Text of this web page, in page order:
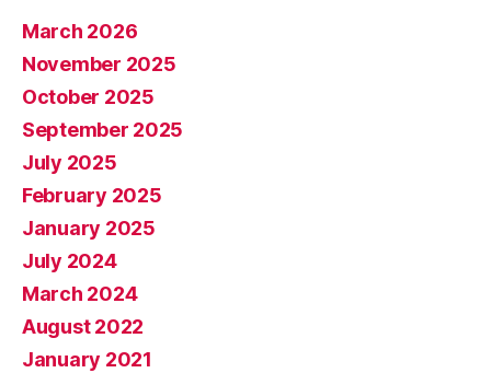
March 2026
November 2025
October 2025
September 2025
July 2025
February 2025
January 2025
July 2024
March 2024
August 2022
January 2021